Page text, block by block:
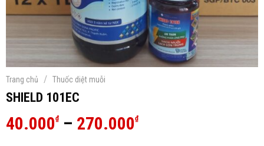
Trang chủ / Thuốc diệt muỗi
SHIELD 101EC
40.000₫ – 270.000₫Khoảng